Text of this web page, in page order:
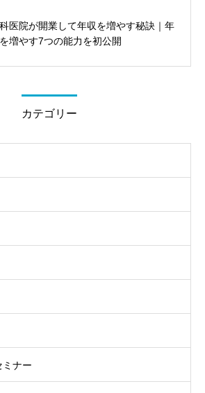
医院が開業して年収を増やす秘訣｜年
増やす7つの能力を初公開
カテゴリー
ミナー